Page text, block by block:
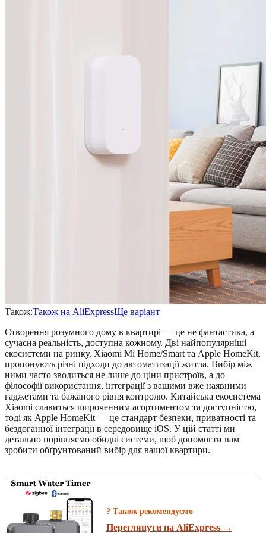
Також:Також на AliExpressЩе варіант
Створення розумного дому в квартирі — це не фантастика, а
сучасна реальність, доступна кожному. Дві найпопулярніші
екосистеми на ринку, Xiaomi Mi Home/Smart та Apple HomeKit,
пропонують різні підходи до автоматизації житла. Вибір між
ними часто зводиться не лише до ціни пристроїв, а до
філософії використання, інтеграції з вашими вже наявними
гаджетами та бажаного рівня контролю. Китайська екосистема
Xiaomi славиться широченним асортиментом та доступністю,
тоді як Apple HomeKit — це стандарт безпеки, приватності та
бездоганної інтеграції в середовище iOS. У цій статті ми
детально порівняємо обидві системи, щоб допомогти вам
зробити обґрунтований вибір для вашої квартири.
? Також рекомендуємо
Переглянути на AliExpress →